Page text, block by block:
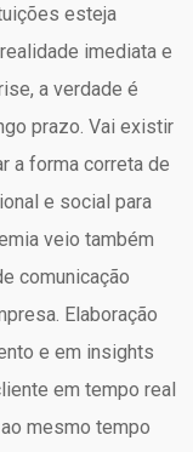
esteja
imediata e
a verdade é
prazo. Vai existir
a forma correta de
e social para
veio também
comunicação
Elaboração
e em insights
em tempo real
mesmo tempo